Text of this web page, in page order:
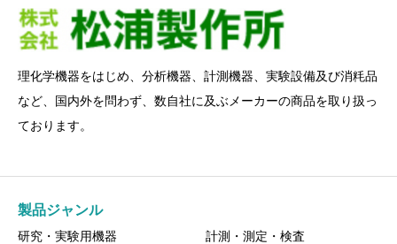
理化学機器をはじめ、分析機器、計測機器、実験設備及び消粍品
など、国内外を問わず、数自社に及ぶメーカーの商品を取り扱っ
ております。
製品ジャンル
研究・実験用機器
計測・測定・検査